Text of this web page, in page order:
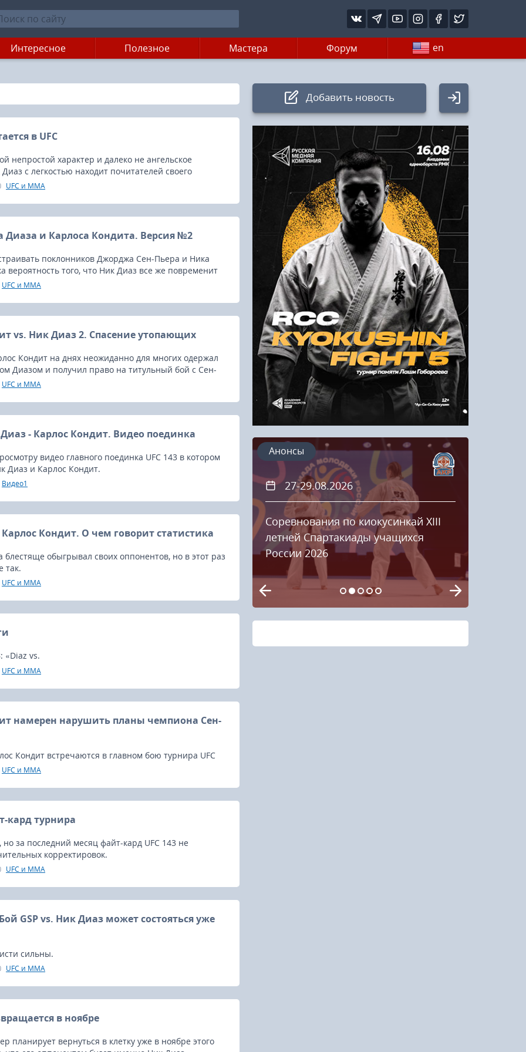
Интересное Полезное Мастера Форум en
в UFC
непростой характер и далеко не ангельское
с легкостью находит почитателей своего
UFC – в их числе.
UFC и MMA
Диаза и Карлоса Кондита. Версия №2
поклонников Джорджа Сен-Пьера и Ника
вероятность того, что Ник Диаз все же повременит
боями, а заявление его тренера Цезаря Грейси было
Ник все же отказывается от поединка с
UFC и MMA
vs. Ник Диаз 2. Спасение утопающих
Кондит на днях неожиданно для многих одержал
Диазом и получил право на титульный бой с Сен-
UFC и MMA
Диаз - Карлос Кондит. Видео поединка
видео главного поединка UFC 143 в котором
Диаз и Карлос Кондит.
Видео1
Кондит. О чем говорит статистика
блестяще обыгрывал своих оппонентов, но в этот раз
так.
UFC и MMA
«Diaz vs.
UFC и MMA
намерен нарушить планы чемпиона Сен-
Кондит встречаются в главном бою турнира UFC
и все же львиная доля внимания прессы и
UFC и MMA
кард турнира
но за последний месяц файт-кард UFC 143 не
корректировок.
UFC и MMA
GSP vs. Ник Диаз может состояться уже
сильны.
UFC и MMA
в ноябре
планирует вернуться в клетку уже в ноябре этого
Добавить новость
Авторизация
Логин:
Пароль
Войти
Напомнить пароль
Регистрация
27-29.08.2026
Соревнования по киокусинкай XIII
летней Спартакиады учащихся
России 2026
Анонсы